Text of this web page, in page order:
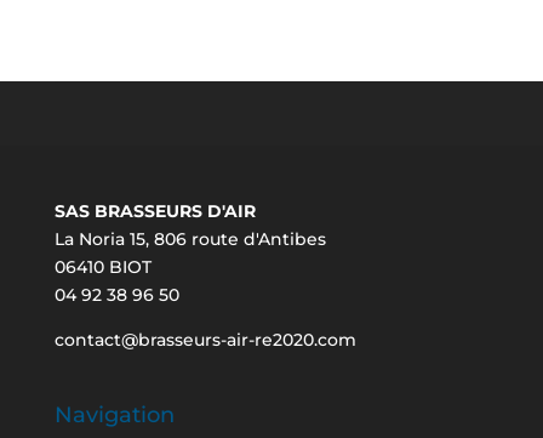
SAS BRASSEURS D'AIR
La Noria 15, 806 route d'Antibes
06410 BIOT
04 92 38 96 50
contact@brasseurs-air-re2020.com
Navigation